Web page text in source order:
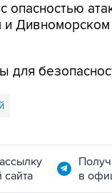
опасностью
Дивноморском
для
сайта
в